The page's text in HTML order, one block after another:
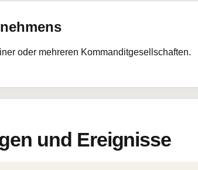
oder mehreren Kommanditgesellschaften.
und Ereignisse